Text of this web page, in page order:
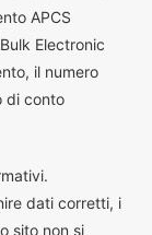
APCS
Electronic
il numero
di conto
dati corretti, i
sito non si